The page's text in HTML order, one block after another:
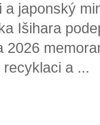
a japonský
Išihara
2026
a ...